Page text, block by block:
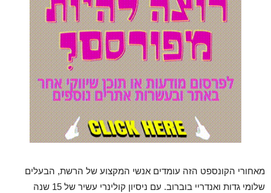
מאחורי הקונספט הזה עומדים אנשי המקצוע של הרשת, הבעלים
שלומי גדות ואנדריי בוברוב. עם ניסיון קולינרי עשיר של 15 שנה